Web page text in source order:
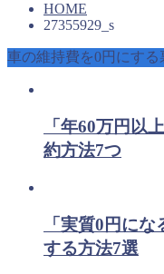
HOME
27355929_s
車の維持費を0円にする
「年60万円以
約方法7つ
「実質0円に
する方法7選